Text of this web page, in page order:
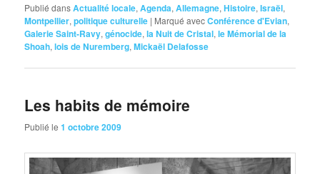
Publié dansActualité locale,Agenda,Allemagne,Histoire,Israël,
Montpellier,politique culturelle | Marqué avecConférence d'Evian,
Galerie Saint-Ravy,génocide,la Nuit de Cristal,le Mémorial de la
Shoah,lois de Nuremberg,Mickaël Delafosse
Les habits de mémoire
Publié le1 octobre 2009